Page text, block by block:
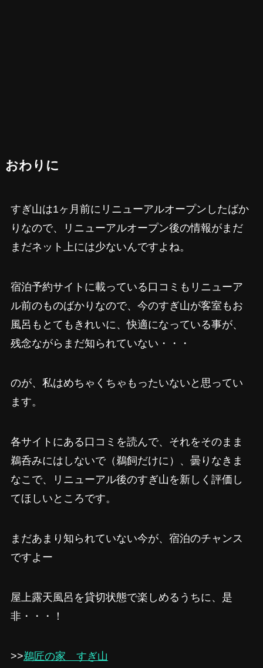
おわりに
すぎ山は1ヶ月前にリニューアルオープンしたばか
りなので、リニューアルオープン後の情報がまだ
まだネット上には少ないんですよね。
宿泊予約サイトに載っている口コミもリニューア
ル前のものばかりなので、今のすぎ山が客室もお
風呂もとてもきれいに、快適になっている事が、
残念ながらまだ知られていない・・・
のが、私はめちゃくちゃもったいないと思ってい
ます。
各サイトにある口コミを読んで、それをそのまま
鵜呑みにはしないで（鵜飼だけに）、曇りなきま
なこで、リニューアル後のすぎ山を新しく評価し
てほしいところです。
まだあまり知られていない今が、宿泊のチャンス
ですよー
屋上露天風呂を貸切状態で楽しめるうちに、是
非・・・！
>>鵜匠の家 すぎ山